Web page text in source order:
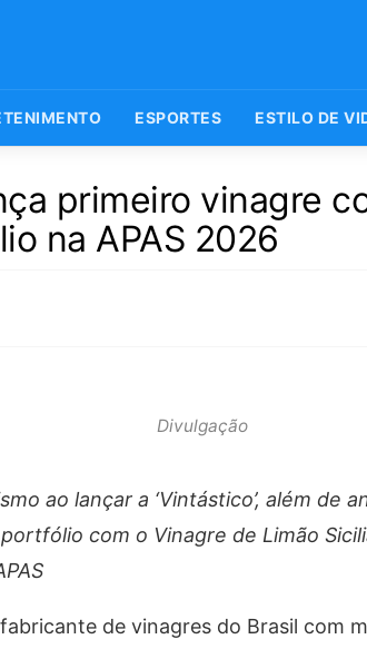
ESPORTES ESTILO DE
primeiro vinagre
na APAS 2026
Divulgação
ao lançar a ‘Vintástico’, além de
com o Vinagre de Limão
de vinagres do Brasil com